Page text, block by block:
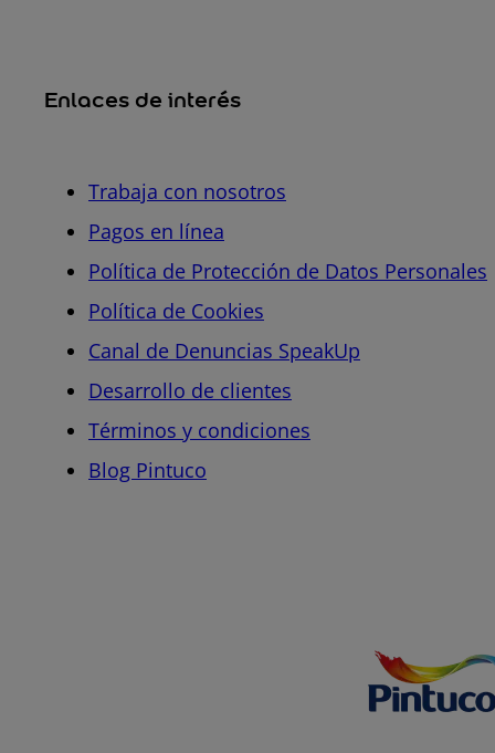
Enlaces de interés
Trabaja con nosotros
Pagos en línea
Política de Protección de Datos Personales
Política de Cookies
Canal de Denuncias SpeakUp
Desarrollo de clientes
Términos y condiciones
Blog Pintuco